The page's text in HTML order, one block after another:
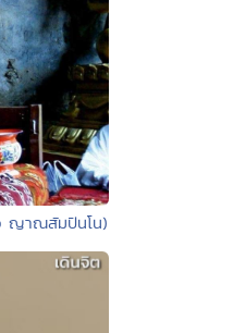
ญาณสัมปันโน)